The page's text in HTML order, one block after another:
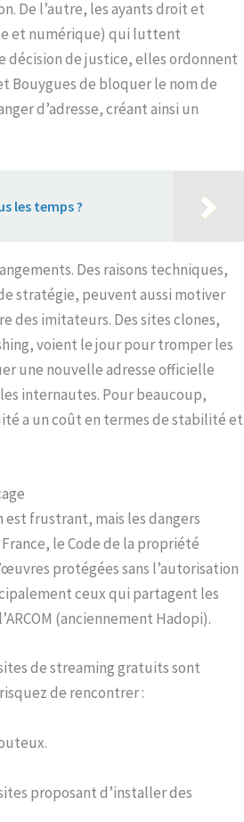
De l’autre, les ayants droit et
et numérique) qui luttent
décision de justice, elles ordonnent
Bouygues de bloquer le nom de
d’adresse, créant ainsi un
les temps ?
Des raisons techniques,
stratégie, peuvent aussi motiver
des imitateurs. Des sites clones,
voient le jour pour tromper les
une nouvelle adresse officielle
internautes. Pour beaucoup,
a un coût en termes de stabilité et
est frustrant, mais les dangers
le Code de la propriété
protégées sans l’autorisation
ceux qui partagent les
(anciennement Hadopi).
de streaming gratuits sont
de rencontrer :
proposant d’installer des